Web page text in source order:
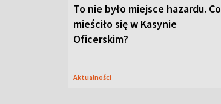
To nie było miejsce hazardu. Co
mieściło się w Kasynie
Oficerskim?
Aktualności